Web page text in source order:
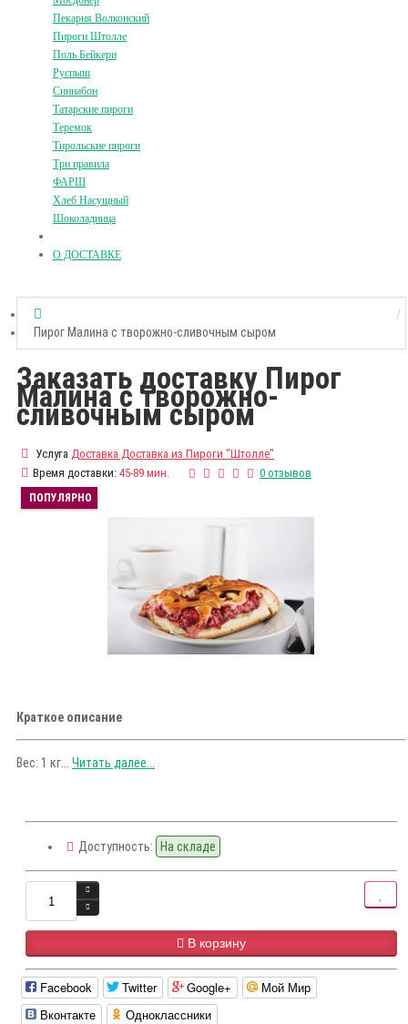
Пекарня Волконский
Пироги Штолле
Поль Бейкери
Руспыш
Синнабон
Татарские пироги
Теремок
Тирольские пироги
Три правила
ФАРШ
Хлеб Насущный
Шоколадница
О ДОСТАВКЕ
Пирог Малина с творожно-сливочным сыром
Заказать доставку Пирог
Малина с творожно-
сливочным сыром
Услуга Доставка Доставка из Пироги "Штолле"
Время доставки: 45-89 мин. 0 отзывов
ПОПУЛЯРНО
Краткое описание
Вес: 1 кг... Читать далее...
Доступность: На складе
В корзину
Facebook Twitter Google+
Мой Мир
Вконтакте
Одноклассники